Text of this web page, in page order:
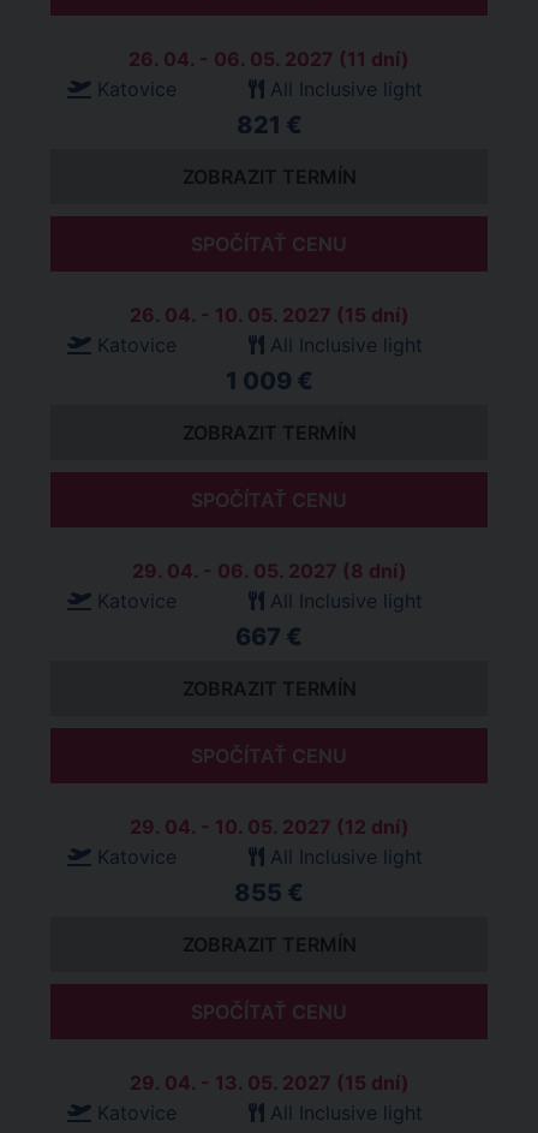
26. 04. - 06. 05. 2027 (11 dní)
Katovice
All Inclusive light
821 €
ZOBRAZIT TERMÍN
SPOČÍTAŤ CENU
26. 04. - 10. 05. 2027 (15 dní)
Katovice
All Inclusive light
1 009 €
ZOBRAZIT TERMÍN
SPOČÍTAŤ CENU
29. 04. - 06. 05. 2027 (8 dní)
Katovice
All Inclusive light
667 €
ZOBRAZIT TERMÍN
SPOČÍTAŤ CENU
29. 04. - 10. 05. 2027 (12 dní)
Katovice
All Inclusive light
855 €
ZOBRAZIT TERMÍN
SPOČÍTAŤ CENU
29. 04. - 13. 05. 2027 (15 dní)
Katovice
All Inclusive light